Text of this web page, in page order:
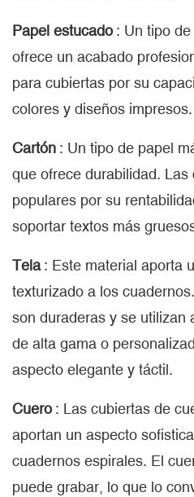
Papel estucado : Un tipo
ofrece un acabado
para cubiertas por su
colores y diseños impresos.
Cartón : Un tipo de papel
que ofrece durabilidad.
populares por su
soportar textos más
Tela : Este material aporta
texturizado a los
son duraderas y se utilizan
de alta gama o
aspecto elegante y táctil.
Cuero : Las cubiertas de
aportan un aspecto
cuadernos espirales. El
puede grabar, lo que lo